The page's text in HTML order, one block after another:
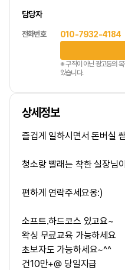
담당자
전화번호 010-7932-4184
※ 구직이 아닌 광고등의
있습니다.
상세정보
즐겁게 일하시면서 돈버실
청소랑 빨래는 착한 실장님
편하게 연락주세요옹:)
소프트.하드코스 있고요~
왁싱 무료교육 가능하세요
초보자도 가능하세요~^^
건10만+@ 당일지급